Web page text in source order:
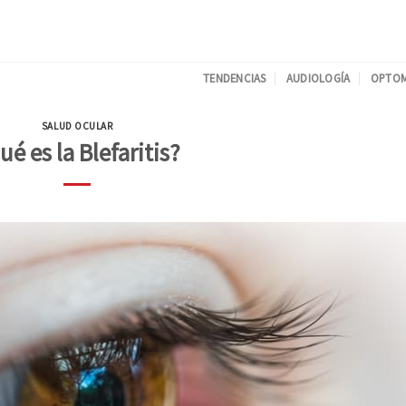
TENDENCIAS AUDIOLOGÍA
SALUD OCULAR
es la Blefaritis?